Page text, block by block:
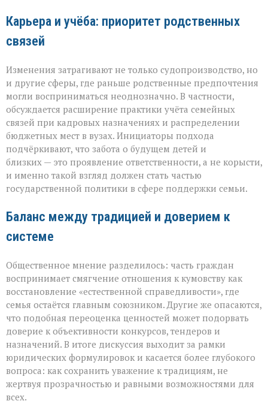
Карьера и учёба: приоритет родственных
связей
Изменения затрагивают не только судопроизводство, но
и другие сферы, где раньше родственные предпочтения
могли восприниматься неоднозначно. В частности,
обсуждается расширение практики учёта семейных
связей при кадровых назначениях и распределении
бюджетных мест в вузах. Инициаторы подхода
подчёркивают, что забота о будущем детей и
близких — это проявление ответственности, а не корысти,
и именно такой взгляд должен стать частью
государственной политики в сфере поддержки семьи.
Баланс между традицией и доверием к
системе
Общественное мнение разделилось: часть граждан
воспринимает смягчение отношения к кумовству как
восстановление «естественной справедливости», где
семья остаётся главным союзником. Другие же опасаются,
что подобная переоценка ценностей может подорвать
доверие к объективности конкурсов, тендеров и
назначений. В итоге дискуссия выходит за рамки
юридических формулировок и касается более глубокого
вопроса: как сохранить уважение к традициям, не
жертвуя прозрачностью и равными возможностями для
всех.